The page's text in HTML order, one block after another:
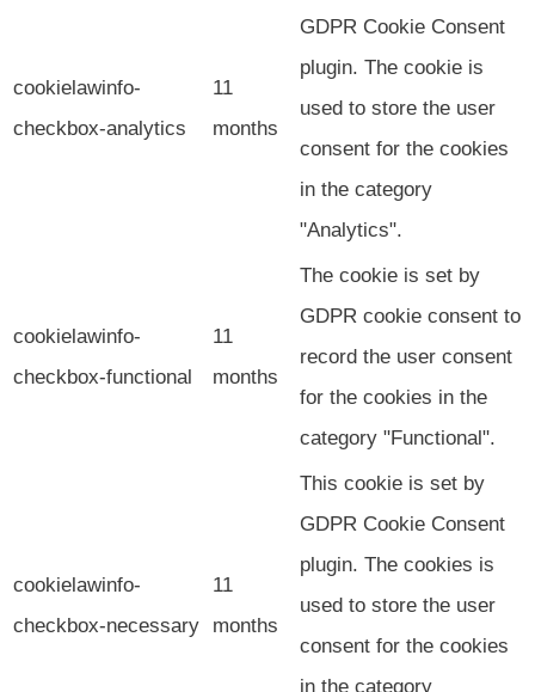
cookielawinfo-
checkbox-analytics
11
months
GDPR Cookie Consent
plugin. The cookie is
used to store the user
consent for the cookies
in the category
"Analytics".
cookielawinfo-
checkbox-functional
11
months
The cookie is set by
GDPR cookie consent to
record the user consent
for the cookies in the
category "Functional".
cookielawinfo-
checkbox-necessary
11
months
This cookie is set by
GDPR Cookie Consent
plugin. The cookies is
used to store the user
consent for the cookies
in the category